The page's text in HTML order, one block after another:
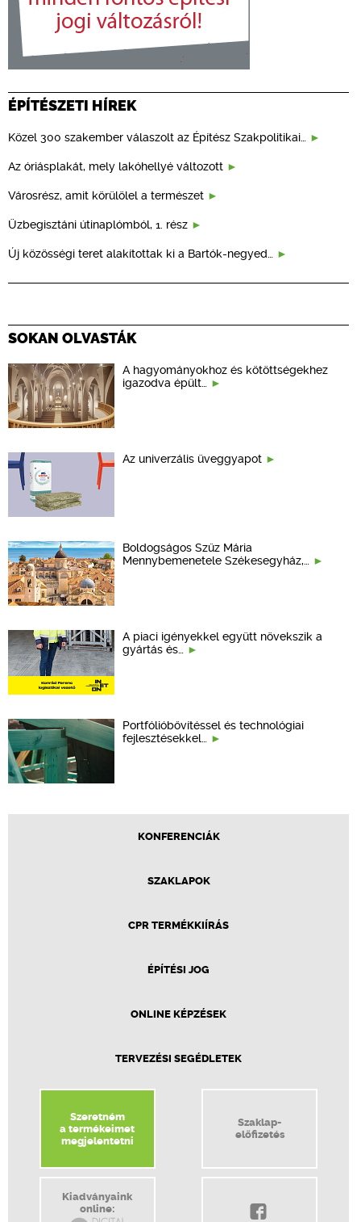
ÉPÍTÉSZETI HÍREK
Közel 300 szakember válaszolt az Építész Szakpolitikai…
Az óriásplakát, mely lakóhellyé változott
Városrész, amit körülölel a természet
Üzbegisztáni útinaplómból, 1. rész
Új közösségi teret alakítottak ki a Bartók-negyed…
SOKAN OLVASTÁK
A hagyományokhoz és kötöttségekhez
igazodva épült…
Az univerzális üveggyapot
Boldogságos Szűz Mária
Mennybemenetele Székesegyház,…
A piaci igényekkel együtt növekszik a
gyártás és…
Portfólióbővítéssel és technológiai
fejlesztésekkel…
KONFERENCIÁK
SZAKLAPOK
CPR TERMÉKKIÍRÁS
ÉPÍTÉSI JOG
ONLINE KÉPZÉSEK
TERVEZÉSI SEGÉDLETEK
Szeretném
a termékeimet
megjelentetni
Szaklap-
előfizetés
Kiadványaink
online: